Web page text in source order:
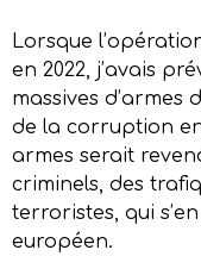
Lorsque
en 2022, j’avais
massives d’armes
de la corruption
armes serait
criminels, des
terroristes, qui
européen.